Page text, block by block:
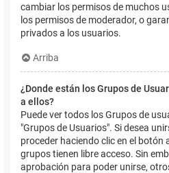
cambiar los permisos de muchos
los permisos de moderador, o
privados a los usuarios.
Arriba
¿Donde están los Grupos de
a ellos?
Puede ver todos los Grupos de
"Grupos de Usuarios". Si desea
proceder haciendo clic en el
grupos tienen libre acceso. Sin
aprobación para poder unirse,